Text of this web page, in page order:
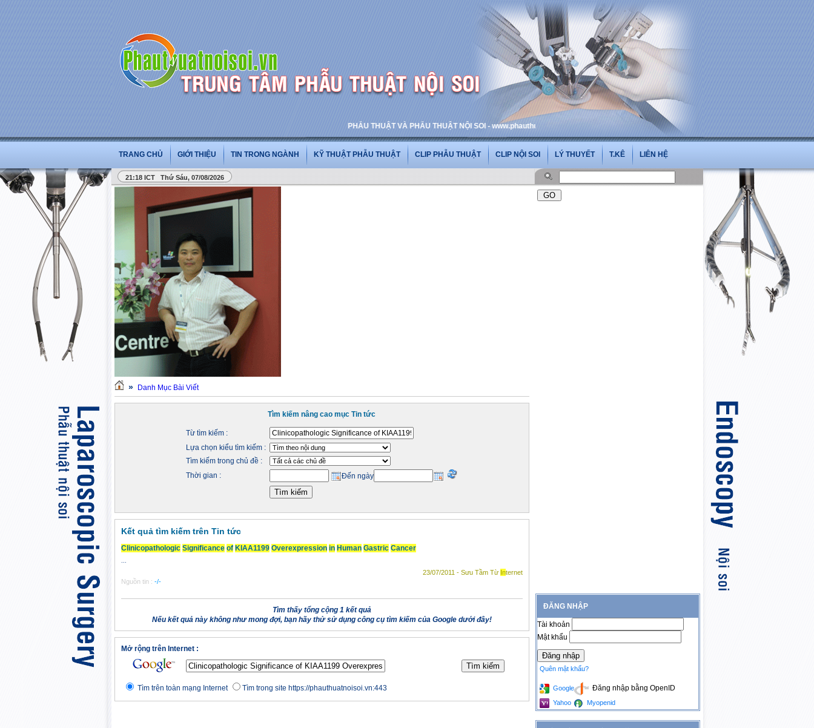
PHẪU THUẬT VÀ PHẪU THUẬT NỘI SOI - www.phauthuatnoisoi.vn
TRANG CHỦ GIỚI THIỆU TIN TRONG NGÀNH KỸ THUẬT PHẪU THUẬT CLIP PHẪU THUẬT CLIP NỘI SOI LÝ THUYẾT T.KÊ LIÊN HỆ
21:18 ICT Thứ Sáu, 07/08/2026
» Danh Mục Bài Viết
Tìm kiếm nâng cao mục Tin tức
Từ tìm kiếm :
Lựa chọn kiểu tìm kiếm :
Tìm kiếm trong chủ đề :
Thời gian :
Đến ngày
Kết quả tìm kiếm trên Tin tức
Cl inicopathologic Significance of KIAA1199 Overexpression in Human Gastric Cancer
23/07/2011 - Sưu Tầm Từ Internet
Nguồn tin : -/-
Tìm thấy tổng cộng 1 kết quả
Nếu kết quả này không như mong đợi, bạn hãy thử sử dụng công cụ tìm kiếm của Google dưới đây!
Mở rộng trên Internet :
Tìm trên toàn mạng Internet Tìm trong site https://phauthuatnoisoi.vn:443
ĐĂNG NHẬP
Tài khoản
Mật khẩu
Quên mật khẩu?
Đăng nhập bằng OpenID
Google
Yahoo
Myopenid